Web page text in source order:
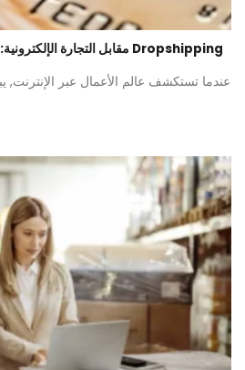
Dropshipping مقابل التجارة الإلكترونية: أي نموذج أعمال مناسب لك?